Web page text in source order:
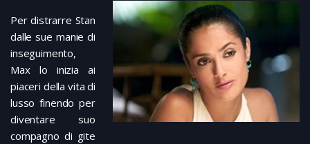
Per distrarre Stan
dalle sue manie di
inseguimento,
Max lo inizia ai
piaceri della vita di
lusso finendo per
diventare suo
compagno di gite